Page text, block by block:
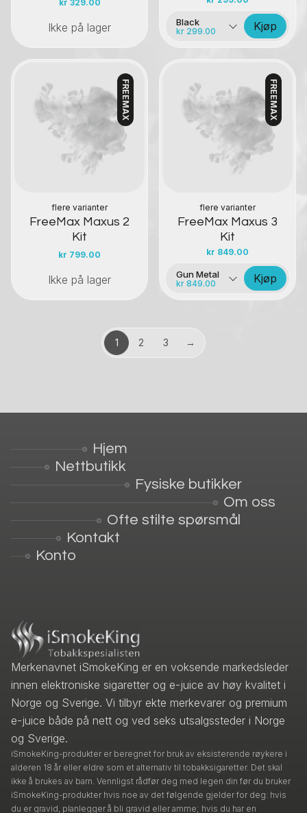
kr 329.00
Ikke på lager Black
kr 299.00 Kjøp
FREEMAX
flere varianter
FreeMax Maxus 2
Kit
kr 799.00
Kontakt oss
Ikke på lager
FREEMAX
flere varianter
FreeMax Maxus 3
Kit
kr 849.00
Kontakt oss
Gun Metal
kr 849.00 Kjøp
1 2 3 →
Hjem
Nettbutikk
Fysiske butikker
Om oss
Ofte stilte spørsmål
Kontakt
Konto
Merkenavnet iSmokeKing er en voksende markedsleder
innen elektroniske sigaretter og e-juice av høy kvalitet i
Norge og Sverige. Vi tilbyr ekte merkevarer og premium
e-juice både på nett og ved seks utsalgssteder i Norge
og Sverige.
iSmokeKing-produkter er beregnet for bruk av eksisterende røykere i
alderen 18 år eller eldre som et alternativ til tobakksigaretter. Det skal
ikke å brukes av barn. Vennligst rådfør deg med legen din før du bruker
iSmokeKing-produkter hvis noe av det følgende gjelder for deg: hvis
du er gravid, planlegger å bli gravid eller amme; hvis du har en